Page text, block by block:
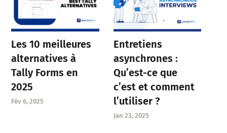
Les 10 meilleures
alternatives à
Tally Forms en
2025
Fév 6, 2025
Entretiens
asynchrones :
Qu’est-ce que
c’est et comment
l’utiliser ?
Jan 23, 2025